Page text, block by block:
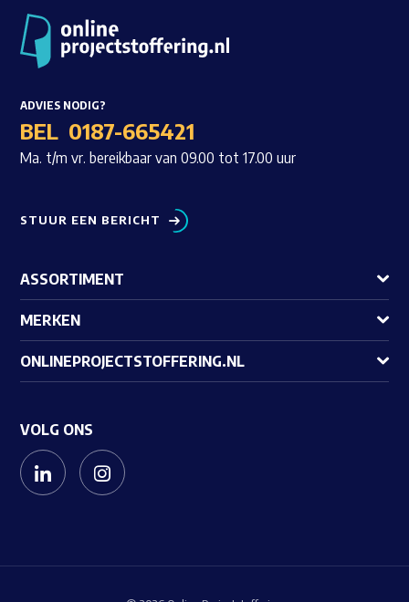
ADVIES NODIG?
BEL 0187-665421
Ma. t/m vr. bereikbaar van 09.00 tot 17.00 uur
STUUR EEN BERICHT
ASSORTIMENT
MERKEN
ONLINEPROJECTSTOFFERING.NL
VOLG ONS